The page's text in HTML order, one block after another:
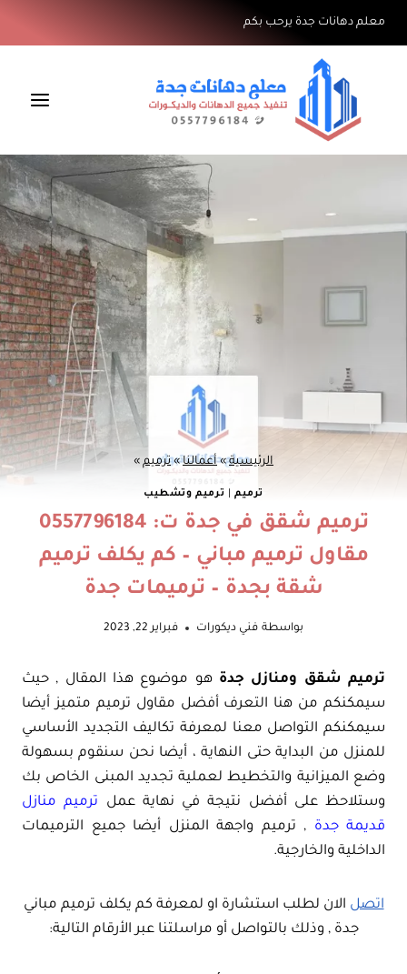
معلم دهانات جدة يرحب بكم
الرئيسية»أعمالنا»ترميم »
ترميم ترميم وتشطيب
ترميم شقق في جدة ت: 0557796184
مقاول ترميم مباني – كم يكلف ترميم
شقة بجدة – ترميمات جدة
بواسطة فني ديكورات فبراير 22, 2023
ترميم شقق ومنازل جدة هو موضوع هذا المقال , حيث
سيمكنكم من هنا التعرف أفضل مقاول ترميم متميز أيضا
سيمكنكم التواصل معنا لمعرفة تكاليف التجديد الأساسي
للمنزل من البداية حتى النهاية ، أيضا نحن سنقوم بسهولة
وضع الميزانية والتخطيط لعملية تجديد المبنى الخاص بك
وستلاحظ على أفضل نتيجة في نهاية عمل ترميم منازل
قديمة جدة , ترميم واجهة المنزل أيضا جميع الترميمات
الداخلية والخارجية.
اتصل الان لطلب استشارة او لمعرفة كم يكلف ترميم مباني
جدة , وذلك بالتواصل أو مراسلتنا عبر الأرقام التالية: